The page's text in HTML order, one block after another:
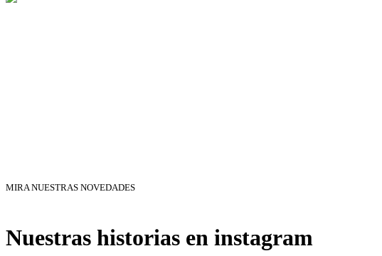
MIRA NUESTRAS NOVEDADES
Nuestras historias en instagram